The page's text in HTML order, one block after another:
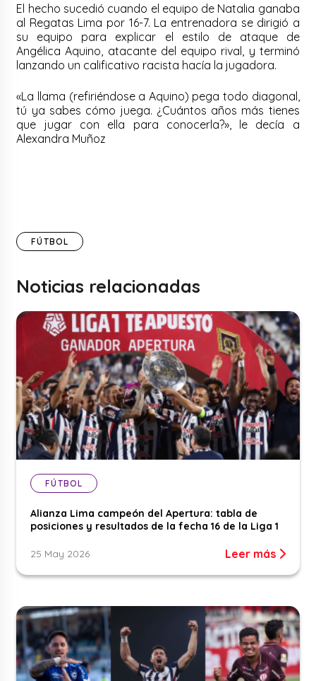
El hecho sucedió cuando el equipo de Natalia ganaba
al Regatas Lima por 16-7. La entrenadora se dirigió a
su equipo para explicar el estilo de ataque de
Angélica Aquino, atacante del equipo rival, y terminó
lanzando un calificativo racista hacía la jugadora.
«La llama (refiriéndose a Aquino) pega todo diagonal,
tú ya sabes cómo juega. ¿Cuántos años más tienes
que jugar con ella para conocerla?», le decía a
Alexandra Muñoz
FÚTBOL
Noticias relacionadas
FÚTBOL
Alianza Lima campeón del Apertura: tabla de
posiciones y resultados de la fecha 16 de la Liga 1
25 May 2026 Leer más